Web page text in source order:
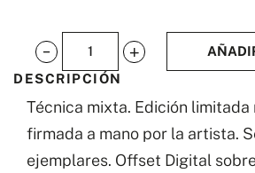
Best
friends
cantidad
DESCRIPCIÓN
Técnica mixta. Edición limitada
firmada a mano por la artista.
ejemplares. Offset Digital